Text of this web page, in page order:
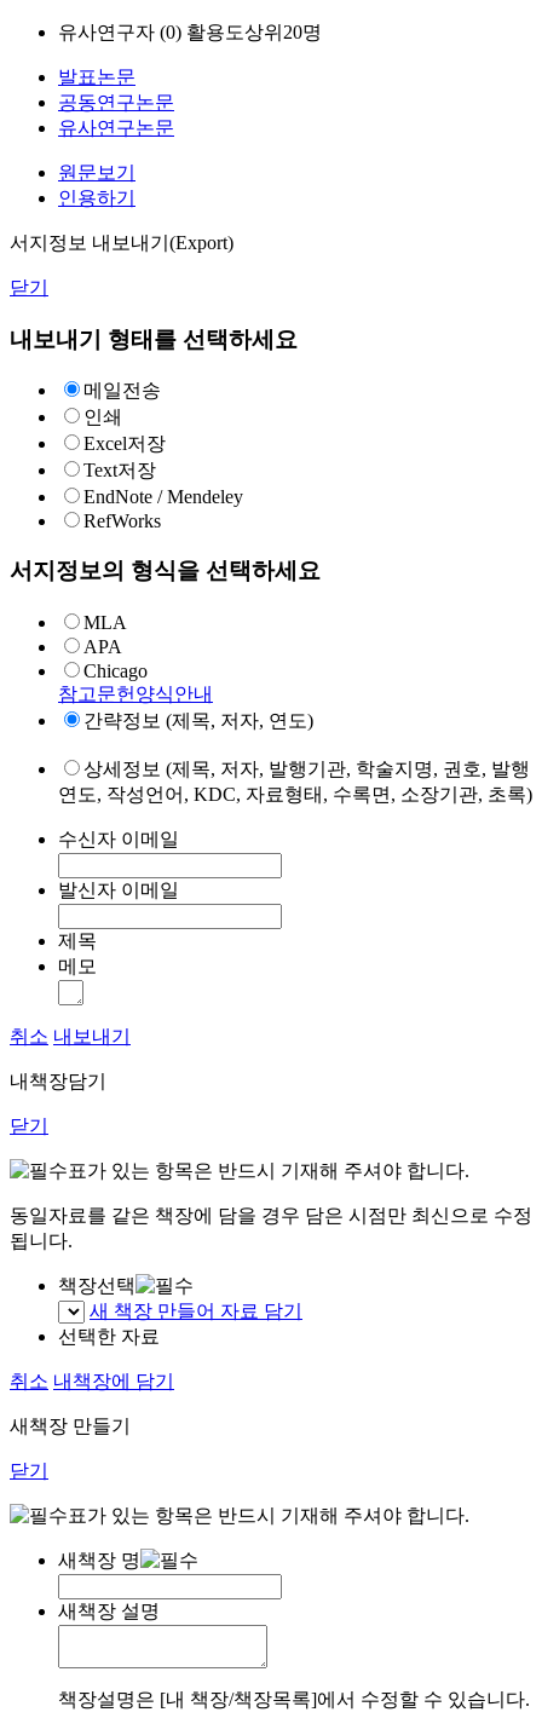
유사연구자 (0) 활용도상위20명
발표논문
공동연구논문
유사연구논문
원문보기
인용하기
서지정보 내보내기(Export)
닫기
내보내기 형태를 선택하세요
메일전송
인쇄
Excel저장
Text저장
EndNote / Mendeley
RefWorks
서지정보의 형식을 선택하세요
MLA
APA
Chicago
참고문헌양식안내
간략정보 (제목, 저자, 연도)
상세정보 (제목, 저자, 발행기관, 학술지명, 권호, 발행
연도, 작성언어, KDC, 자료형태, 수록면, 소장기관, 초록)
수신자 이메일
발신자 이메일
제목
메모
취소 내보내기
내책장담기
닫기
표가 있는 항목은 반드시 기재해 주셔야 합니다.
동일자료를 같은 책장에 담을 경우 담은 시점만 최신으로 수정
됩니다.
책장선택
새 책장 만들어 자료 담기
선택한 자료
취소 내책장에 담기
새책장 만들기
닫기
표가 있는 항목은 반드시 기재해 주셔야 합니다.
새책장 명
새책장 설명
책장설명은 [내 책장/책장목록]에서 수정할 수 있습니다.